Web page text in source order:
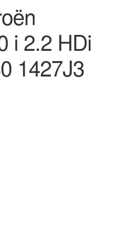
i 2.2 HDi
1427J3